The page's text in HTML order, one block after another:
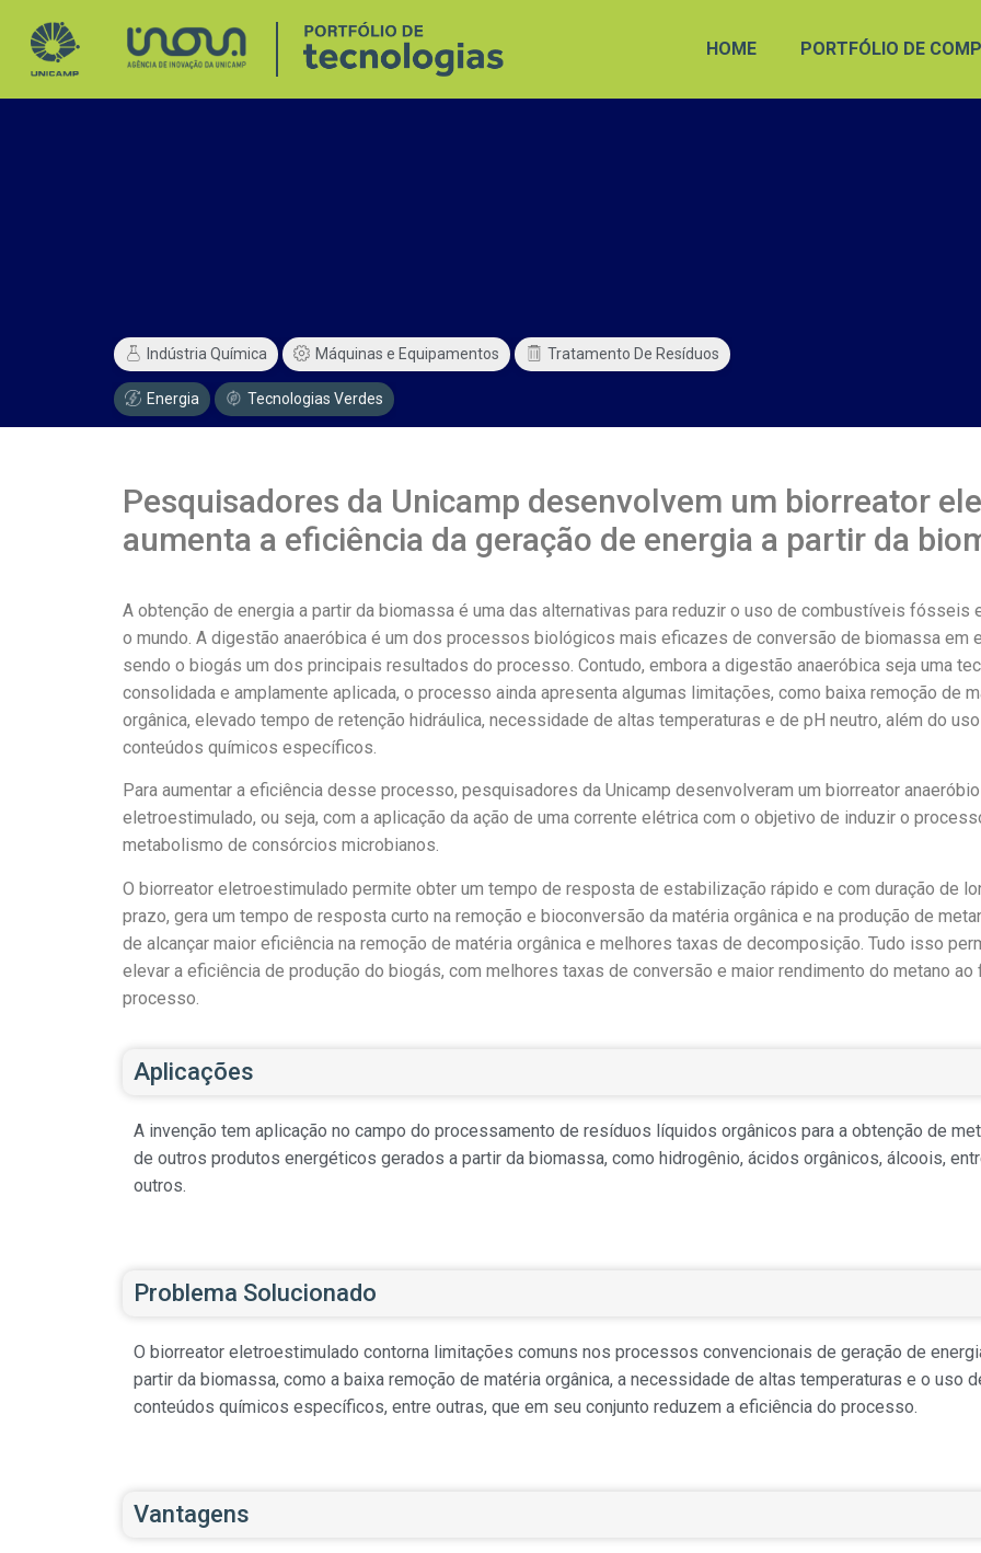
HOME PORTFÓLIO DE
Indústria Química Máquinas e Equipamentos Tratamento De Resíduos
Energia Tecnologias Verdes
Pesquisadores da Unicamp desenvolvem um biorreator
aumenta a eficiência da geração de energia a partir da
A obtenção de energia a partir da biomassa é uma das alternativas para reduzir o uso de combustíveis fósseis
o mundo. A digestão anaeróbica é um dos processos biológicos mais eficazes de conversão de biomassa em
sendo o biogás um dos principais resultados do processo. Contudo, embora a digestão anaeróbica seja uma
consolidada e amplamente aplicada, o processo ainda apresenta algumas limitações, como baixa remoção de
orgânica, elevado tempo de retenção hidráulica, necessidade de altas temperaturas e de pH neutro, além do
conteúdos químicos específicos.
Para aumentar a eficiência desse processo, pesquisadores da Unicamp desenvolveram um biorreator anaeróbio
eletroestimulado, ou seja, com a aplicação da ação de uma corrente elétrica com o objetivo de induzir o
metabolismo de consórcios microbianos.
O biorreator eletroestimulado permite obter um tempo de resposta de estabilização rápido e com duração de
prazo, gera um tempo de resposta curto na remoção e bioconversão da matéria orgânica e na produção de
de alcançar maior eficiência na remoção de matéria orgânica e melhores taxas de decomposição. Tudo isso
elevar a eficiência de produção do biogás, com melhores taxas de conversão e maior rendimento do metano ao
processo.
Aplicações
A invenção tem aplicação no campo do processamento de resíduos líquidos orgânicos para a obtenção de
de outros produtos energéticos gerados a partir da biomassa, como hidrogênio, ácidos orgânicos, álcoois,
outros.
Problema Solucionado
O biorreator eletroestimulado contorna limitações comuns nos processos convencionais de geração de
partir da biomassa, como a baixa remoção de matéria orgânica, a necessidade de altas temperaturas e o uso
conteúdos químicos específicos, entre outras, que em seu conjunto reduzem a eficiência do processo.
Vantagens